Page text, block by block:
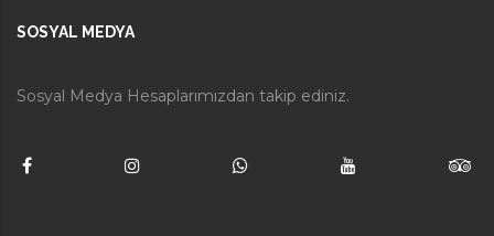
SOSYAL MEDYA
Sosyal Medya Hesaplarımızdan takip ediniz.